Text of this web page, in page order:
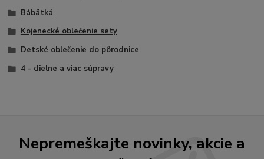
Bábätká
Kojenecké oblečenie sety
Detské oblečenie do pôrodnice
4 - dielne a viac súpravy
Nepremeškajte novinky, akcie a